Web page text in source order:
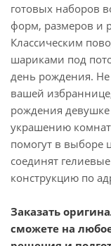
готовых наборов
форм, размеров и
Классическим
шариками под
день рождения. Не
вашей
рождения
украшению
помогут в выборе
соединят
конструкцию по
Заказать
сможете на